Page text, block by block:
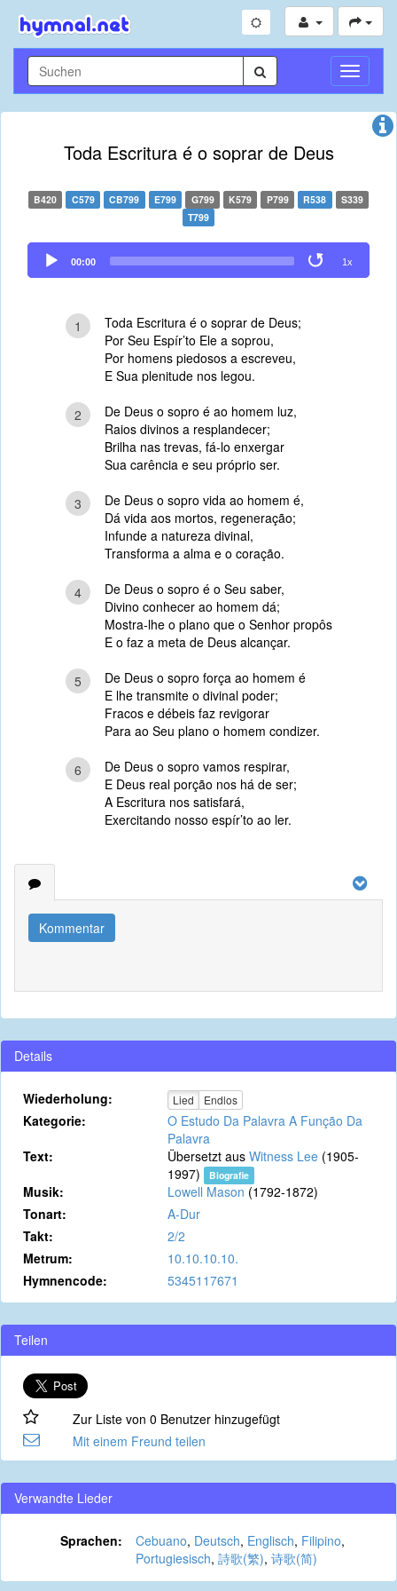
Toda Escritura é o soprar de Deus
B420 C579 CB799 E799 G799 K579 P799 R538
S339
T799
Audio
Player
00:00 1x
1
Toda Escritura é o soprar de Deus;
Por Seu Espír’to Ele a soprou,
Por homens piedosos a escreveu,
E Sua plenitude nos legou.
2
De Deus o sopro é ao homem luz,
Raios divinos a resplandecer;
Brilha nas trevas, fá-lo enxergar
Sua carência e seu próprio ser.
3
De Deus o sopro vida ao homem é,
Dá vida aos mortos, regeneração;
Infunde a natureza divinal,
Transforma a alma e o coração.
4
De Deus o sopro é o Seu saber,
Divino conhecer ao homem dá;
Mostra-lhe o plano que o Senhor propôs
E o faz a meta de Deus alcançar.
5
De Deus o sopro força ao homem é
E lhe transmite o divinal poder;
Fracos e débeis faz revigorar
Para ao Seu plano o homem condizer.
6
De Deus o sopro vamos respirar,
E Deus real porção nos há de ser;
A Escritura nos satisfará,
Exercitando nosso espír’to ao ler.
Kommentar
Details
Wiederholung: Lied Endlos
Kategorie:
O Estudo Da Palavra A Função Da
Palavra
Text:
Übersetzt aus Witness Lee (1905-
1997)
Biografie
Musik: Lowell Mason (1792-1872)
Tonart:
A-Dur
Takt:
2/2
Metrum:
10.10.10.10.
Hymnencode:
5345117671
Teilen
Zur Liste von 0 Benutzer hinzugefügt
Mit einem Freund teilen
Verwandte Lieder
Sprachen: Cebuano, Deutsch, Englisch, Filipino,
Portugiesisch, 詩歌(繁), 诗歌(简)